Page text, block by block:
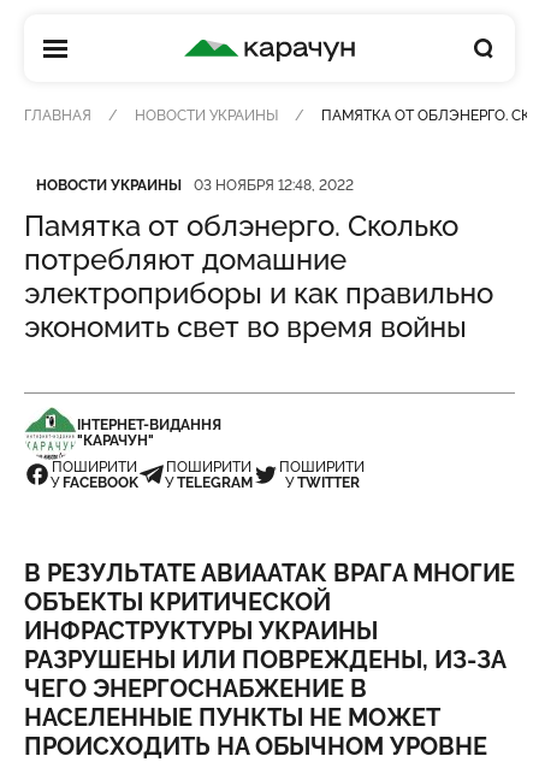
КАРАЧУН
ГЛАВНАЯ НОВОСТИ УКРАИНЫ ПАМЯТКА ОТ ОБЛЭНЕРГО.
Категория
НОВОСТИ УКРАИНЫ
Дата публикации 03 НОЯБРЯ 12:48, 2022
Памятка от облэнерго. Сколько
потребляют домашние
электроприборы и как правильно
экономить свет во время войны
ІНТЕРНЕТ-ВИДАННЯ
"КАРАЧУН"
ПОШИРИТИ
У FACEBOOK
ПОШИРИТИ
УTELEGRAM
ПОШИРИТИ
УTWITTER
В РЕЗУЛЬТАТЕ АВИААТАК ВРАГА МНОГИЕ
ОБЪЕКТЫ КРИТИЧЕСКОЙ
ИНФРАСТРУКТУРЫ УКРАИНЫ
РАЗРУШЕНЫ ИЛИ ПОВРЕЖДЕНЫ, ИЗ-ЗА
ЧЕГО ЭНЕРГОСНАБЖЕНИЕ В
НАСЕЛЕННЫЕ ПУНКТЫ НЕ МОЖЕТ
ПРОИСХОДИТЬ НА ОБЫЧНОМ УРОВНЕ